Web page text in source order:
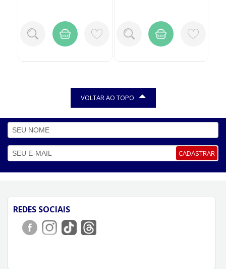
VOLTAR AO TOPO
CADASTRAR
REDES SOCIAIS